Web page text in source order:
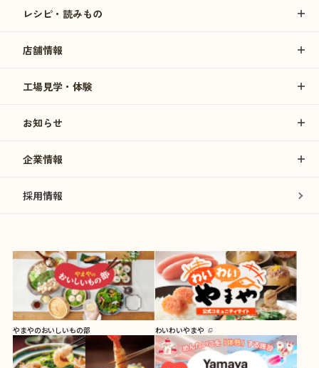
レシピ・読みもの
店舗情報
工場見学・体験
お知らせ
企業情報
採用情報
やまやのおいしいもの部 わいわいやまや